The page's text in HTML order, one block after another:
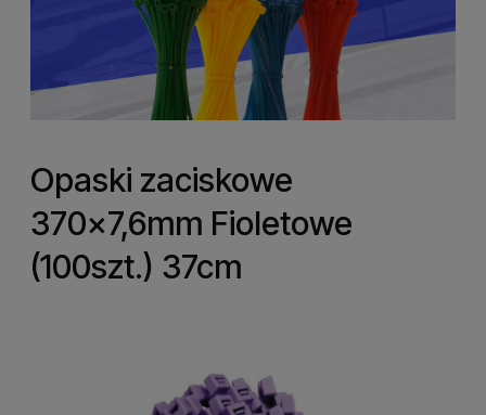
Opaski zaciskowe
370x7,6mm Fioletowe
(100szt.) 37cm